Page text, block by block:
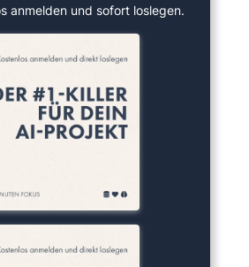
anmelden und sofort loslegen.